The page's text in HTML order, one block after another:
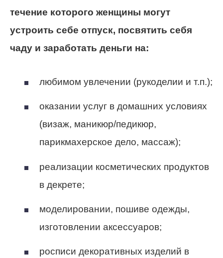
течение которого женщины могут
устроить себе отпуск, посвятить себя
чаду и заработать деньги на:
любимом увлечении (рукоделии и т.п.);
оказании услуг в домашних условиях
(визаж, маникюр/педикюр,
парикмахерское дело, массаж);
реализации косметических продуктов
в декрете;
моделировании, пошиве одежды,
изготовлении аксессуаров;
росписи декоративных изделий в